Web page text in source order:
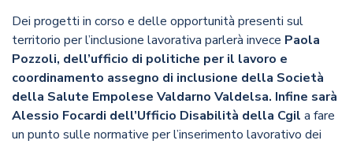
Dei progetti in corso e delle opportunità presenti sul
territorio per l’inclusione lavorativa parlerà invece Paola
Pozzoli, dell’ufficio di politiche per il lavoro e
coordinamento assegno di inclusione della Società
della Salute Empolese Valdarno Valdelsa. Infine sarà
Alessio Focardi dell’Ufficio Disabilità della Cgil a fare
un punto sulle normative per l’inserimento lavorativo dei